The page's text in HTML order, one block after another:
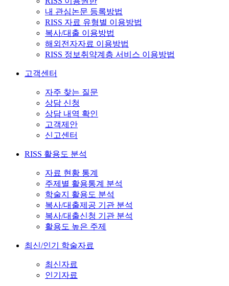
내 관심논문 등록방법
RISS 자료 유형별 이용방법
복사/대출 이용방법
해외전자자료 이용방법
RISS 정보취약계층 서비스 이용방법
고객센터
자주 찾는 질문
상담 신청
상담 내역 확인
고객제안
신고센터
RISS 활용도 분석
자료 현황 통계
주제별 활용통계 분석
학술지 활용도 분석
복사/대출제공 기관 분석
복사/대출신청 기관 분석
활용도 높은 주제
최신/인기 학술자료
최신자료
인기자료